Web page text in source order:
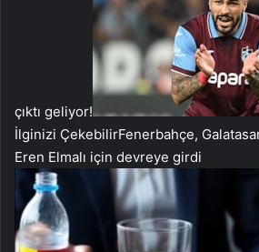
çıktı geliyor!
İlginizi ÇekebilirFenerbahçe,
Eren Elmalı için devreye girdi